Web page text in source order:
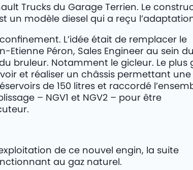
Trucks du Garage Terrien. Le
un modèle diesel qui a reçu
L’idée était de remplacer le
Péron, Sales Engineer au sein du
bruleur. Notamment le gicleur. Le plus
et réaliser un châssis permettant une
de 150 litres et raccordé
– NGV1 et NGV2 – pour être
de ce nouvel engin, la suite
au gaz naturel.